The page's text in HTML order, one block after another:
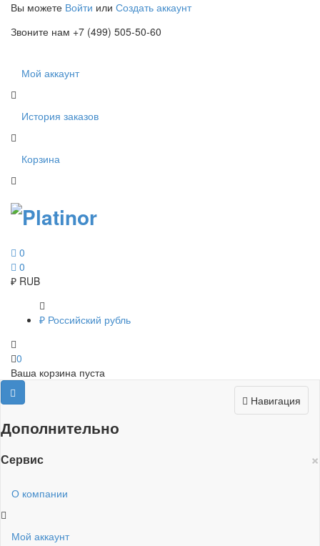
Вы можете Войти или Создать аккаунт
Звоните нам +7 (499) 505-50-60
Мой аккаунт
История заказов
Корзина
0
0
₽ RUB
₽ Российский рубль
0
Ваша корзина пуста
Навигация
Дополнительно
×
Сервис
О компании
Мой аккаунт